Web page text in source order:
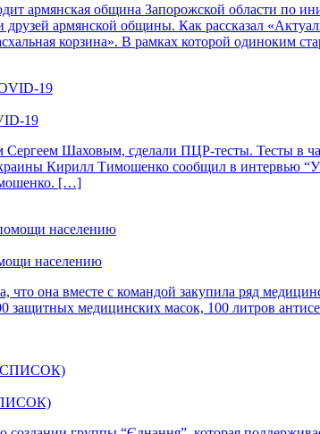
армянская община Запорожской области по
армянской общины. Как рассказал
корзина». В рамках которой одиноким
19
Шаховым, сделали ПЦР-тесты. Тесты в
Кирилл Тимошенко сообщил в интервью
[…]
населению
она вместе с командой закупила ряд
защитных медицинских масок, 100 литров